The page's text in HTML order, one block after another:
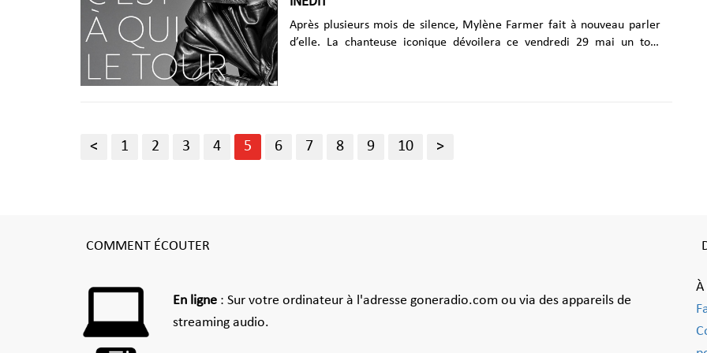
Après plusieurs mois de silence, Mylène Farmer fait à nouveau parler
d’elle. La chanteuse iconique dévoilera ce vendredi 29 mai un tout
totalité de ce nouveau morceau à l'ambiance électro......
< 1 2 3 4 5 6 7 8 9 10 >
COMMENT ÉCOUTER
En ligne : Sur votre ordinateur à l'adresse goneradio.com ou via des appareils de
streaming audio.
À